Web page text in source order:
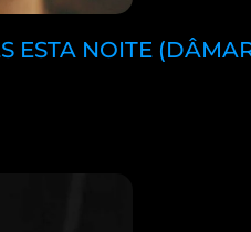
ESTA NOITE